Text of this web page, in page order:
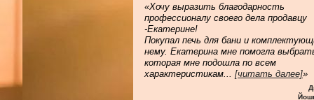
«Хочу выразить благодарность
профессионалу своего дела продавцу
-Екатерине!
Покупал печь для бани и
нему. Екатерина мне помогла
которая мне подошла по всем
характеристикам
[читать далее]»